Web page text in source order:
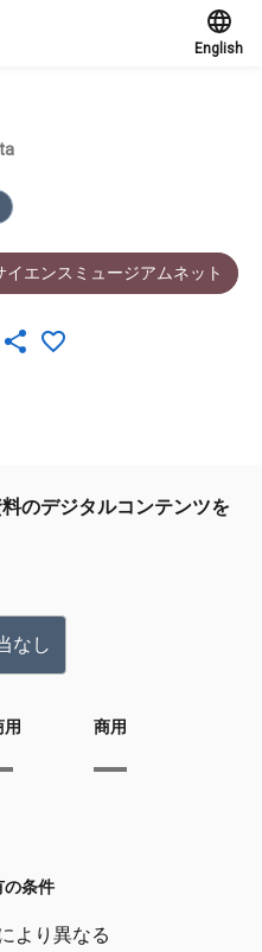
English
イエンスミュージアムネット
のデジタルコンテンツを
なし
用 商用
の条件
より異なる